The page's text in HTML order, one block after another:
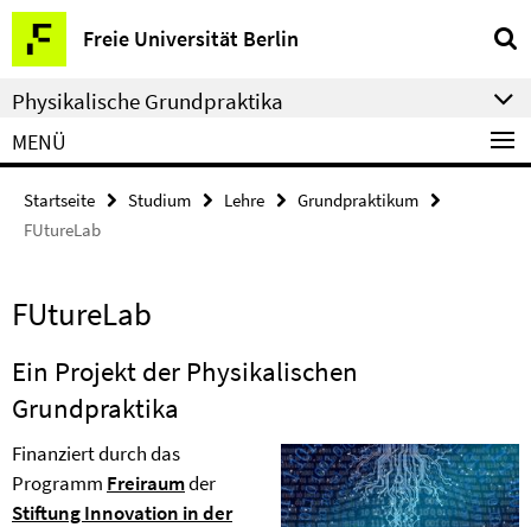
Springe
direkt
zu
Inhalt
Freie Universität Berlin
Service-
Navigation
Physikalische Grundpraktika
MENÜ
Startseite Studium Lehre
Grundpraktikum
FUtureLab
FUtureLab
Ein Projekt der Physikalischen
Grundpraktika
Finanziert durch das
Programm Freiraumder
Stiftung Innovation in der